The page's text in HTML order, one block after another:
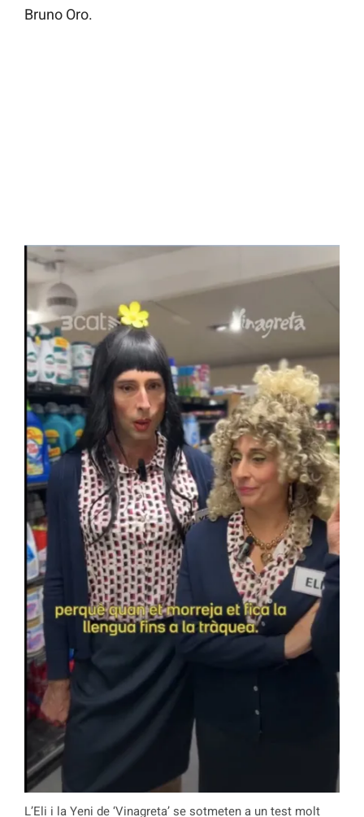
Bruno Oro.
L’Eli i la Yeni de ‘Vinagreta’ se sotmeten a un test molt